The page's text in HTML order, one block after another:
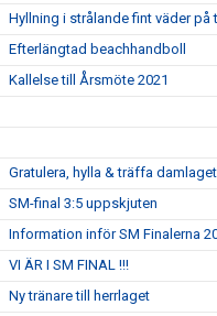
Hyllning i strålande fint väder på
Efterlängtad beachhandboll
Kallelse till Årsmöte 2021
Gratulera, hylla & träffa damlaget
SM-final 3:5 uppskjuten
Information inför SM Finalerna
VI ÄR I SM FINAL !!!
Ny tränare till herrlaget